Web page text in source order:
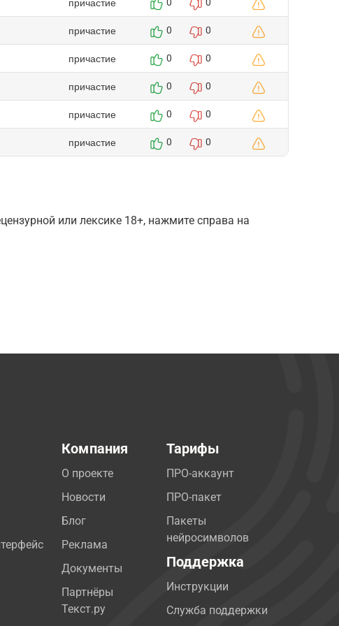
причастие 0 0
причастие 0 0
причастие 0 0
причастие 0 0
причастие 0 0
или лексике 18+, нажмите справа на
Компания
О проекте
Новости
Блог
Реклама
Документы
Партнёры
Текст.ру
Тарифы
ПРО-аккаунт
ПРО-пакет
Пакеты
нейросимволов
Поддержка
Инструкции
Служба поддержки